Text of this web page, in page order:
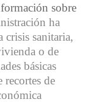
sobre
ha
crisis sanitaria,
o de
básicas
recortes de